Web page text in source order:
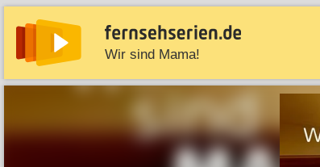
Wir sind Mama!
News Entdecken Streaming